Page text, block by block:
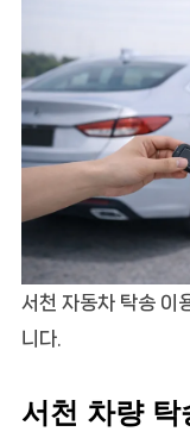
서천 자동차 탁송 이
니다.
서천 차량